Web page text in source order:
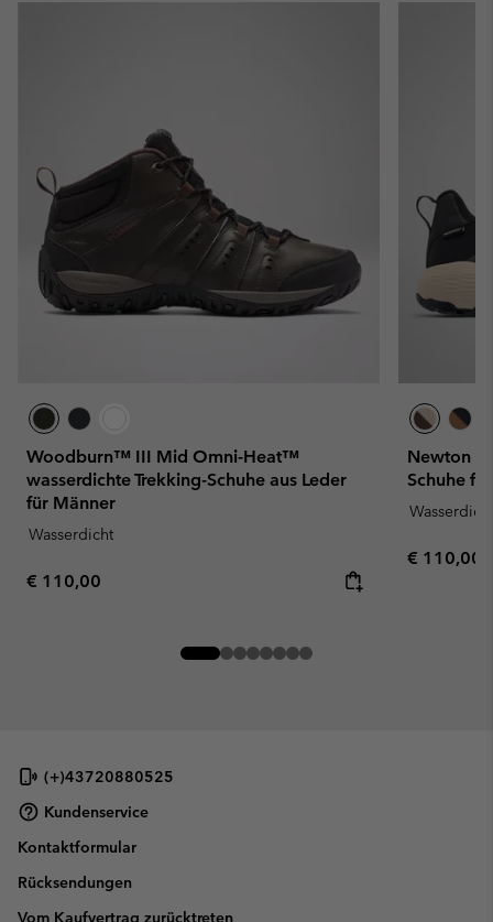
Woodburn™ III Mid Omni-Heat™
wasserdichte Trekking-Schuhe aus Leder
für Männer
Wasserdicht
Regular price:
€ 110,00
Newton
Schuhe
Wasserdicht
Regular
€ 110,00
(+)43720880525
Kundenservice
Kontaktformular
Rücksendungen